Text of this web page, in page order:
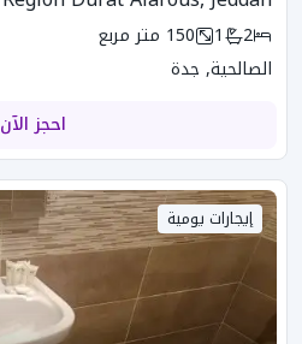
2
1
150 متر مربع
الصالحية, جدة
احجز الآن
إيجارات يومية